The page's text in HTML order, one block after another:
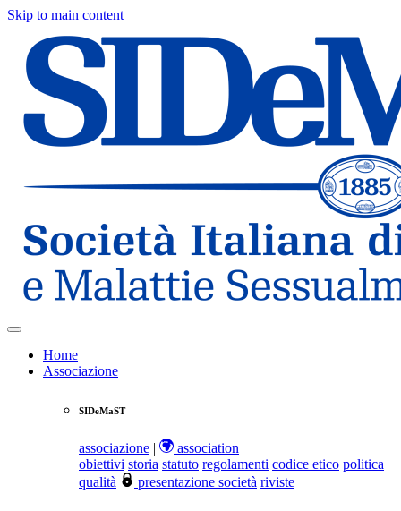
Skip to main content
Home
Associazione
SIDeMaST
associazione |
association
obiettivi storia statuto regolamenti codice etico politica
qualità
presentazione società riviste